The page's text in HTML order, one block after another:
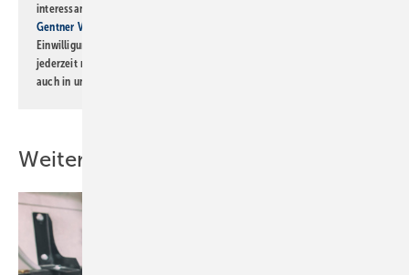
interessante Verlags- und Online-Angebote
Gentner Verlag GmbH & Co. KG
Einwilligung kann ich jederzeit widerrufen und eine Abmeldung ist
jederzeit möglich. Informationen zum Umgang mit Daten finden Sie
auch in unserer
Weitere Inhalte